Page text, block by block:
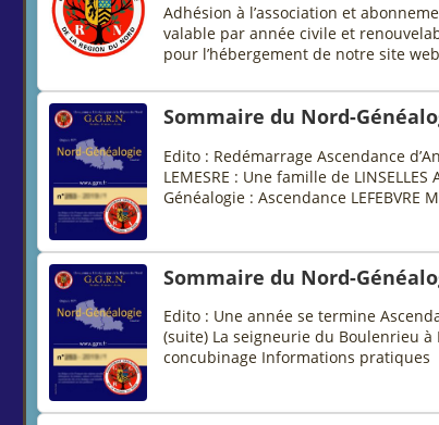
Adhésion à l’association et
valable par année civile et
pour l’hébergement de notre site
Sommaire du Nord-
Edito : Redémarrage Ascendance
LEMESRE : Une famille de
Généalogie : Ascendance
Sommaire du Nord-
Edito : Une année se termine
(suite) La seigneurie du Boulenrieu à
concubinage Informations